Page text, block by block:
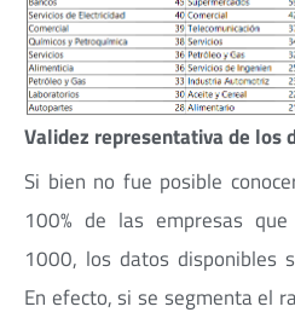
Validez representativa de los
Si bien no fue posible
100% de las empresas
1000, los datos disponibles
En efecto, si se segmenta el